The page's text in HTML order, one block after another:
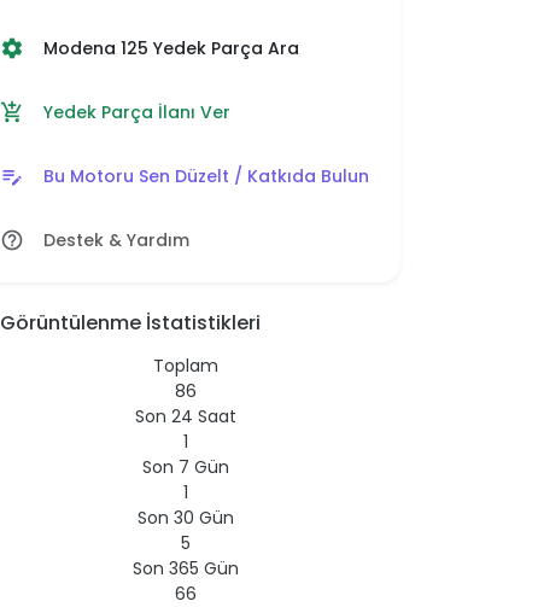
settings Modena 125 Yedek Parça Ara
add_shopping_cart Yedek Parça İlanı Ver
edit_note Bu Motoru Sen Düzelt / Katkıda Bulun
help_outline Destek & Yardım
Görüntülenme İstatistikleri
Toplam
86
Son 24 Saat
1
Son 7 Gün
1
Son 30 Gün
5
Son 365 Gün
66